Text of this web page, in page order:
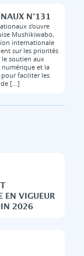
N°131
s’ouvre
Mushikiwabo,
internationale
sur les priorités
soutien aux
numérique et la
faciliter les
de […]
EN VIGUEUR
2026